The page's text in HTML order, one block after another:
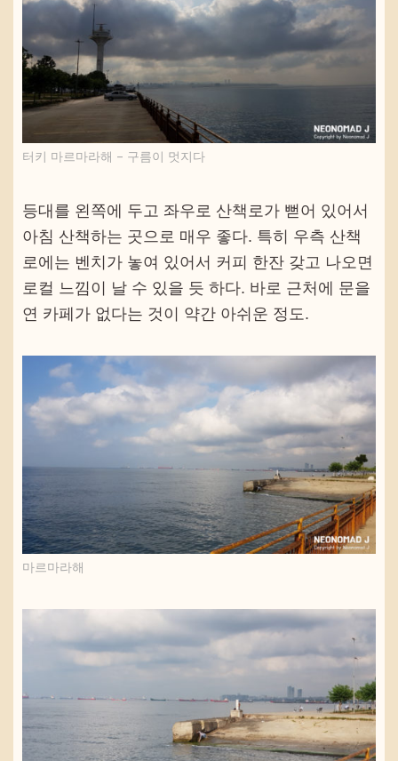
터키 마르마라해 – 구름이 멋지다
등대를 왼쪽에 두고 좌우로 산책로가 뻗어 있어서
아침 산책하는 곳으로 매우 좋다. 특히 우측 산책
로에는 벤치가 놓여 있어서 커피 한잔 갖고 나오면
로컬 느낌이 날 수 있을 듯 하다. 바로 근처에 문을
연 카페가 없다는 것이 약간 아쉬운 정도.
마르마라해